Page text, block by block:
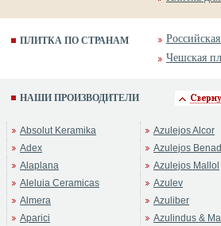
ПЛИТКА ПО СТРАНАМ
Чешская
НАШИ ПРОИЗВОДИТЕЛИ
Absolut Keramika
Adex
Alaplana
Aleluia Ceramicas
Almera
Aparici
Azulejos Alcor
Azulejos
Azulejos Mallol
Azulev
Azuliber
Azulindus &